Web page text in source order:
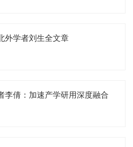
外学者刘生全文章
李倩：加速产学研用深度融合